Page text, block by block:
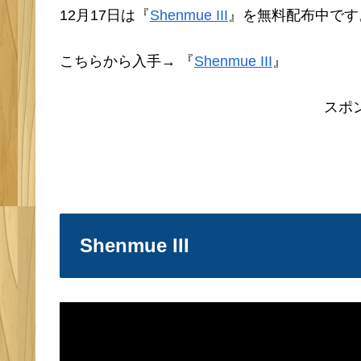
12月17日は『Shenmue III 』を無料配布中です
こちらから入手→ 『Shenmue III』
スポ
Shenmue III